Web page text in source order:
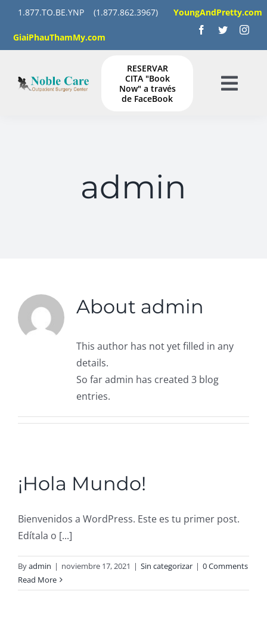
content
1.877.TO.BE.YNP (1.877.862.3967) YoungAndPretty.com
GiaiPhauThamMy.com
CONTACTO
Tiếng Việt
RESERVAR
CITA "Book
Now" a través
de FaceBook
admin
About admin
This author has not yet filled in any
details.
So far admin has created 3 blog
entries.
¡Hola Mundo!
Bienvenidos a WordPress. Este es tu primer post.
Edítala o [...]
Byadmin | noviembre 17, 2021 | Sin categorizar | 0 Comments
Read More